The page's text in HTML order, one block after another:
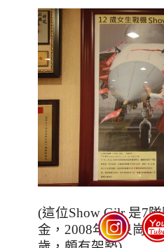
(這位Show Gilr 是7
金，2008年清泉崗基